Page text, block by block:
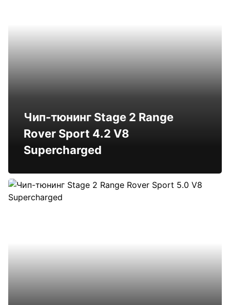
Чип-тюнинг Stage 2 Range
Rover Sport 4.2 V8
Supercharged